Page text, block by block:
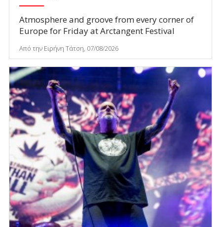
Atmosphere and groove from every corner of
Europe for Friday at Arctangent Festival
Από την Ειρήνη Τάτση, 07/08/2026